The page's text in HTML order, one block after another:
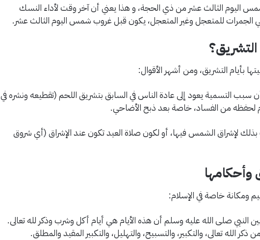
اليوم الثالث عشر من ذي الحجة، و هذا يعني أن آخر وقت لأداء النسك
الجمرات للمتعجل وغير المتعجل، يكون قبل غروب شمس اليوم الثالث عشر.
بأيام التشريق، ومن أشهر الأقوال:
التسمية يعود إلى عادة الناس في السابق بتشريق اللحم (تقطيعه ونشره في
لحفظه من الفساد، خاصة بعد ذبح الأضاحي.
لإشراق الشمس فيها، أو لكون صلاة العيد تكون عند الإشراق (أي شروق
وأحكامها
ومكانة خاصة في الإسلام:
النبي صلى الله عليه وسلم أن هذه الأيام هي أيام أكل وشرب وذكر لله تعالى.
الله تعالى، والتكبير، والتسبيح، والتهليل، والتكبير المقيد والمطلق.